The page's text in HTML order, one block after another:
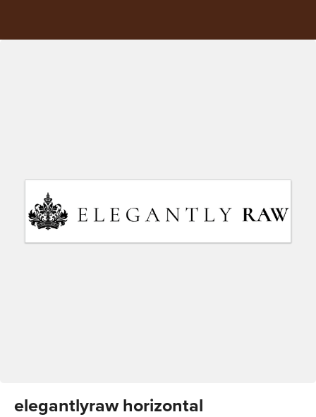
elegantlyraw horizontal